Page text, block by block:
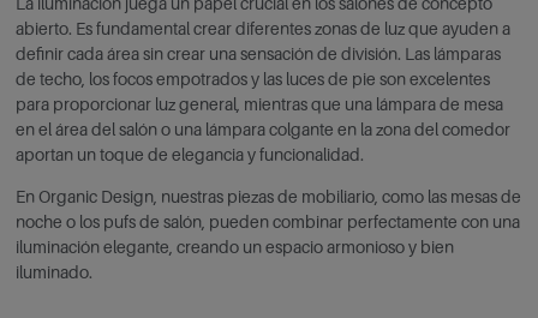
abierto. Es fundamental crear diferentes zonas de luz que ayuden a
definir cada área sin crear una sensación de división. Las lámparas
de techo, los focos empotrados y las luces de pie son excelentes
para proporcionar luz general, mientras que una lámpara de mesa
en el área del salón o una lámpara colgante en la zona del comedor
aportan un toque de elegancia y funcionalidad.
En Organic Design, nuestras piezas de mobiliario, como las mesas de
noche o los pufs de salón, pueden combinar perfectamente con una
iluminación elegante, creando un espacio armonioso y bien
iluminado.